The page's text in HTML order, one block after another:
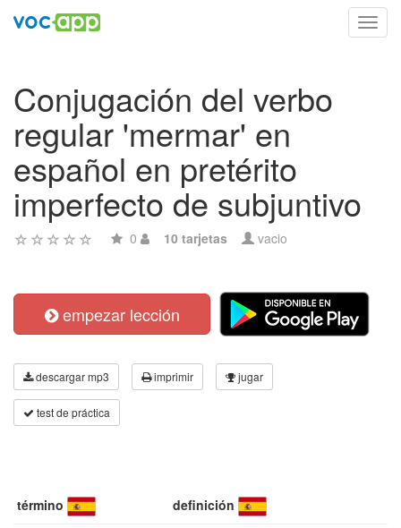
Conjugación del verbo
regular 'mermar' en
español en pretérito
imperfecto de subjuntivo
0 10 tarjetas vacio
empezar lección
descargar mp3 imprimir jugar
test de práctica
término definición